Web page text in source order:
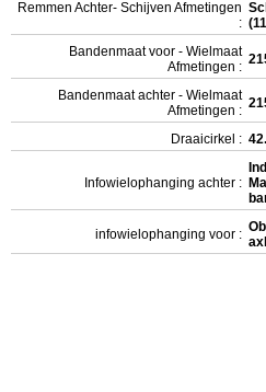
Remmen Achter- Schijven Afmetingen
: (
Bandenmaat voor - Wielmaat
Afmetingen :
Bandenmaat achter - Wielmaat
Afmetingen :
Draaicirkel :
Infowielophanging achter :
infowielophanging voor :